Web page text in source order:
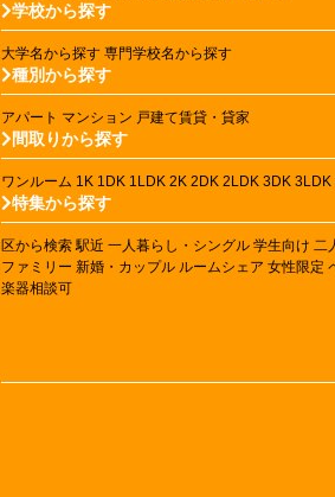
学校から探す
大学名から探す 専門学校名から探す
種別から探す
アパート マンション 戸建て賃貸・貸家
間取りから探す
ワンルーム 1K 1DK 1LDK 2K 2DK 2LDK 3DK 3LDK
特集から探す
区から検索 駅近 一人暮らし・シングル 学生向け 二
ファミリー 新婚・カップル ルームシェア 女性限定
楽器相談可